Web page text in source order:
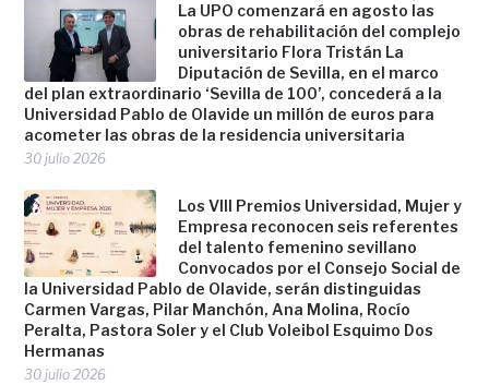
La UPO comenzará en agosto las
obras de rehabilitación del complejo
universitario Flora Tristán La
Diputación de Sevilla, en el marco
del plan extraordinario ‘Sevilla de 100’, concederá a la
Universidad Pablo de Olavide un millón de euros para
acometer las obras de la residencia universitaria
30 julio 2026
Los VIII Premios Universidad, Mujer y
Empresa reconocen seis referentes
del talento femenino sevillano
Convocados por el Consejo Social de
la Universidad Pablo de Olavide, serán distinguidas
Carmen Vargas, Pilar Manchón, Ana Molina, Rocío
Peralta, Pastora Soler y el Club Voleibol Esquimo Dos
Hermanas
30 julio 2026